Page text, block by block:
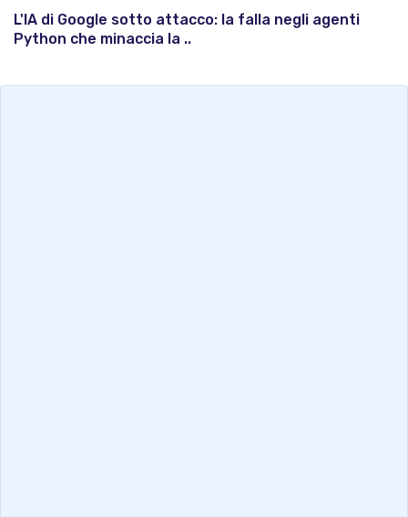
L'IA di Google sotto attacco: la falla negli agenti
Python che minaccia la ..